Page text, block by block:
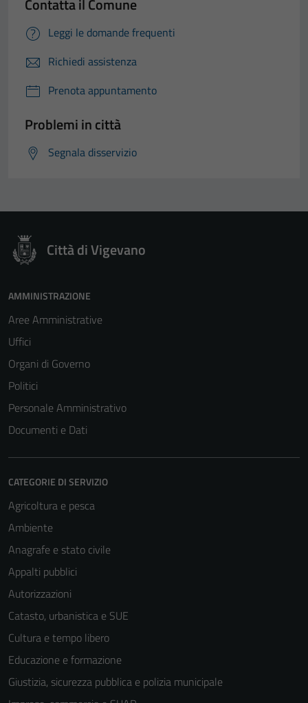
Leggi le domande frequenti
Richiedi assistenza
Prenota appuntamento
Problemi in città
Segnala disservizio
Città di Vigevano
AMMINISTRAZIONE
Aree Amministrative
Uffici
Organi di Governo
Politici
Personale Amministrativo
Documenti e Dati
CATEGORIE DI SERVIZIO
Agricoltura e pesca
Ambiente
Anagrafe e stato civile
Appalti pubblici
Autorizzazioni
Catasto, urbanistica e SUE
Cultura e tempo libero
Educazione e formazione
Giustizia, sicurezza pubblica e polizia municipale